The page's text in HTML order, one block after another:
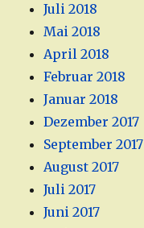
Juli 2018
Mai 2018
April 2018
Februar 2018
Januar 2018
Dezember 2017
September 2017
August 2017
Juli 2017
Juni 2017